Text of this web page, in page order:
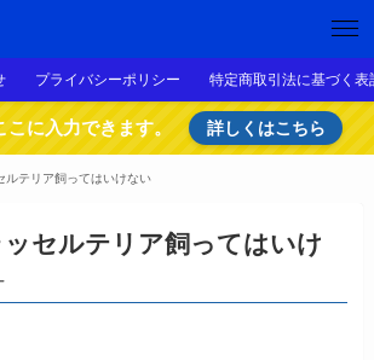
プライバシーポリシー 特定商取引法に基づく表
こに入力できます。 詳しくはこちら
ルテリア飼ってはいけない
セルテリア飼ってはいけ